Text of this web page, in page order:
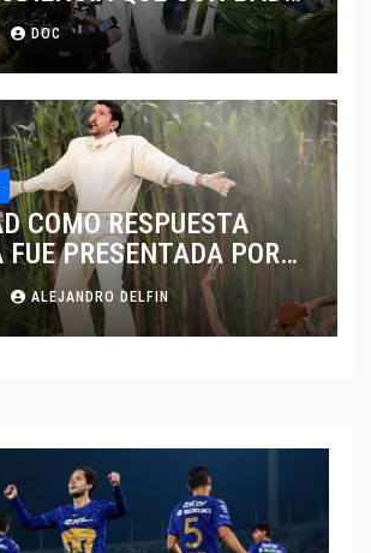
DOC
COMO RESPUESTA
PRESENTADA POR
EN EL SUPER BOWL LX
ALEJANDRO DELFIN